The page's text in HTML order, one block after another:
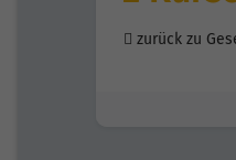
zurück zu